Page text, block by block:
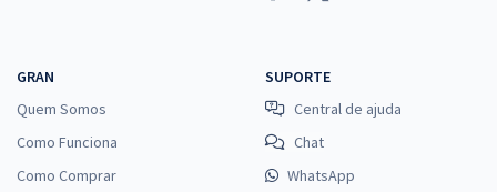
GRAN
Quem Somos
Como Funciona
Como Comprar
SUPORTE
Central de ajuda
Chat
WhatsApp